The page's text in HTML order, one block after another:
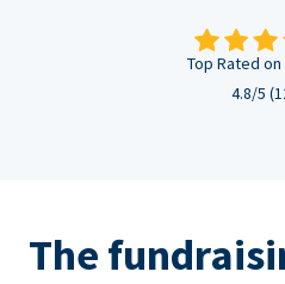
Top Rated
4.8/5
The